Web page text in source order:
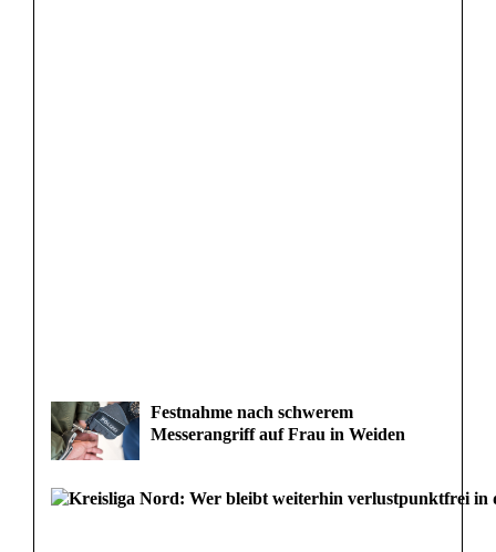
Festnahme nach schwerem
Messerangriff auf Frau in Weiden